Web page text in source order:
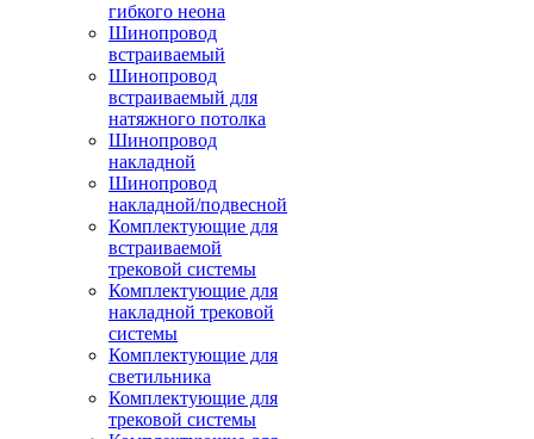
гибкого неона
Шинопровод
встраиваемый
Шинопровод
встраиваемый для
натяжного потолка
Шинопровод
накладной
Шинопровод
накладной/подвесной
Комплектующие для
встраиваемой
трековой системы
Комплектующие для
накладной трековой
системы
Комплектующие для
светильника
Комплектующие для
трековой системы